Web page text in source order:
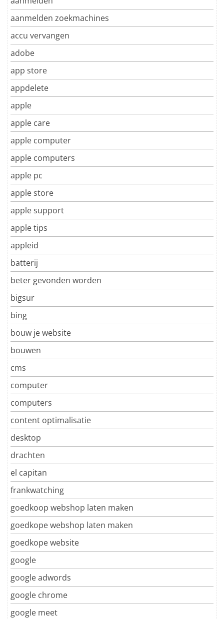
aanmelden zoekmachines
accu vervangen
adobe
app store
appdelete
apple
apple care
apple computer
apple computers
apple pc
apple store
apple support
apple tips
appleid
batterij
beter gevonden worden
bigsur
bing
bouw je website
bouwen
cms
computer
computers
content optimalisatie
desktop
drachten
el capitan
frankwatching
goedkoop webshop laten maken
goedkope webshop laten maken
goedkope website
google
google adwords
google chrome
google meet